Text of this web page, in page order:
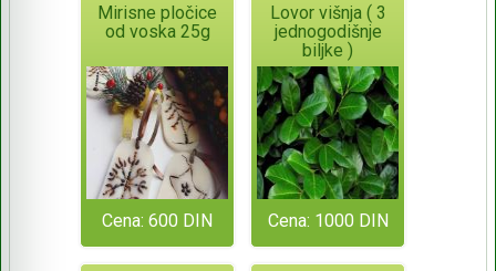
Mirisne pločice
od voska 25g
Cena: 600 DIN
Lovor višnja ( 3
jednogodišnje
biljke )
Cena: 1000 DIN